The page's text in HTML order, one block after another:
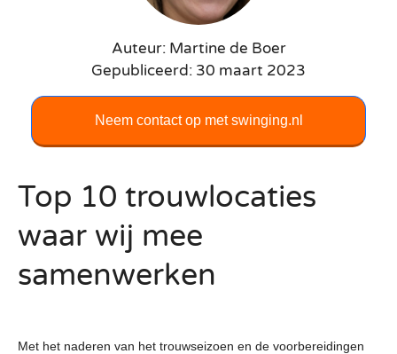
Auteur: Martine de Boer
Gepubliceerd: 30 maart 2023
Neem contact op met swinging.nl
Top 10 trouwlocaties
waar wij mee
samenwerken
Met het naderen van het trouwseizoen en de voorbereidingen